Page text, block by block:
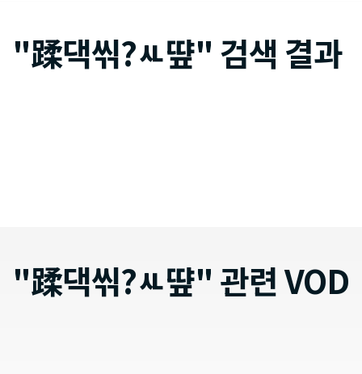
"蹂댁씪?ㅻ떂" 검색 결과
"蹂댁씪?ㅻ떂" 관련 VOD